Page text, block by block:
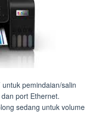
pemindaian/salin
port Ethernet.
sedang untuk volume